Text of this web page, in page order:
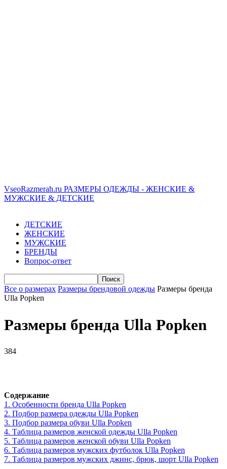
VseoRazmerah.ru РАЗМЕРЫ ОДЕЖДЫ - ЖЕНСКИЕ &
МУЖСКИЕ & ДЕТСКИЕ
ДЕТСКИЕ
ЖЕНСКИЕ
МУЖСКИЕ
БРЕНДЫ
Вопрос-ответ
Все о размерах Размеры брендовой одежды Размеры бренда
Ulla Popken
Размеры бренда Ulla Popken
384
Содержание
1. Особенности бренда Ulla Popken
2. Подбор размера одежды Ulla Popken
3. Подбор размера обуви Ulla Popken
4. Таблица размеров женской одежды Ulla Popken
5. Таблица размеров женской обуви Ulla Popken
6. Таблица размеров мужских футболок Ulla Popken
7. Таблица размеров мужских джинс, брюк, шорт Ulla Popken